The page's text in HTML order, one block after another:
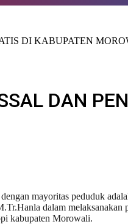
DI KABUPATEN
DAN
mayoritas peduduk
dalam melaksanakan
kabupaten Morowali.